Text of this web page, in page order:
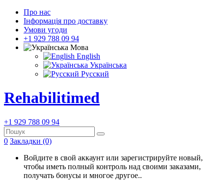
Про нас
Інформація про доставку
Умови угоди
+1 929 788 09 94
Мова
English
Українська
Русский
Rehabilitimed
+1 929 788 09 94
0 Закладки (0)
Войдите в свой аккаунт или зарегистрируйте новый,
чтобы иметь полный контроль над своими заказами,
получать бонусы и многое другое..